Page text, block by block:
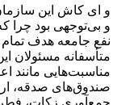
و ای کاش این
و بی‌توجهی بود چرا
نفع جامعه هدف
متأسفانه مسئولان
مناسبت‌هایی مانند
صندوق‌های صدقه،